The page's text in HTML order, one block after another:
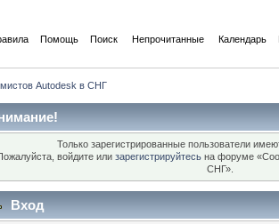
Помощь Поиск Непрочитанные Календарь
Autodesk в СНГ
Только зарегистрированные пользователи
войдите или зарегистрируйтесь на форуме
СНГ».
Вход